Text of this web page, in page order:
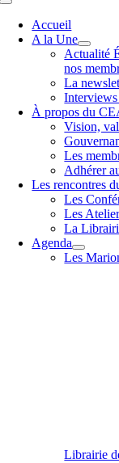
Toggle
NavigationAccueil
A la Une
Actualité
nos
La
À propos du
Vision,
Les
Adhérer
Les rencontres
Les
Les
La
Agenda
Les
Librairie